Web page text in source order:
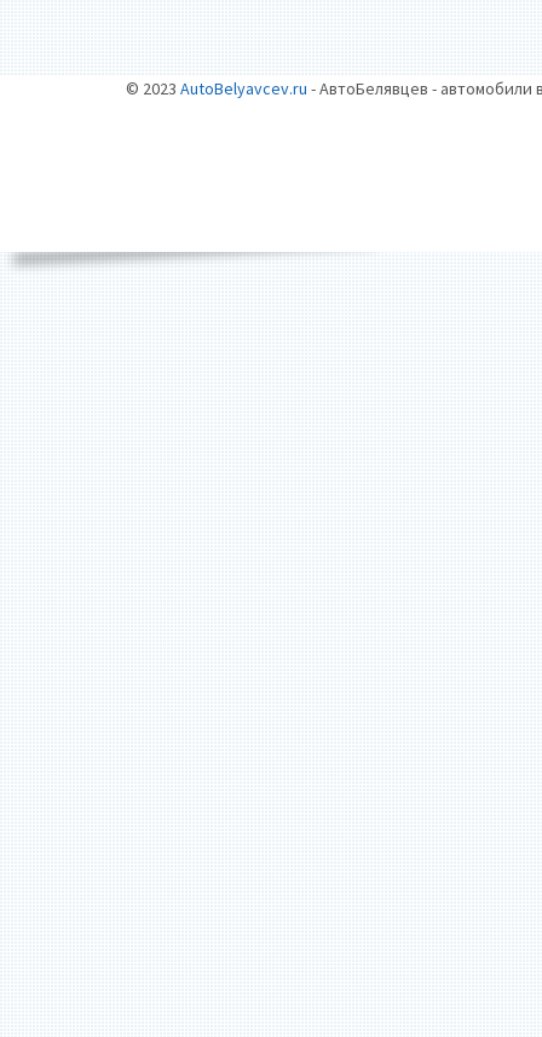
© 2023 AutoBelyavcev.ru - АвтоБелявцев - автомобили